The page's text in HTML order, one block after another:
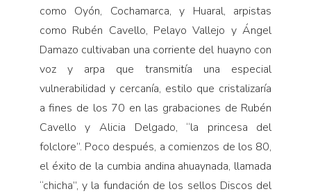
como Oyón, Cochamarca, y Huaral, arpistas
como Rubén Cavello, Pelayo Vallejo y Ángel
Damazo cultivaban una corriente del huayno con
voz y arpa que transmitía una especial
vulnerabilidad y cercanía, estilo que cristalizaría
a fines de los 70 en las grabaciones de Rubén
Cavello y Alicia Delgado, “la princesa del
folclore”. Poco después, a comienzos de los 80,
el éxito de la cumbia andina ahuaynada, llamada
“chicha”, y la fundación de los sellos Discos del